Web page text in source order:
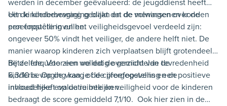
werden in december geëvalueerd: de jeugddienst heeft
een kinderbevraging gedaan en de volwassenen konden
een enquête invullen.
Uit de kinderbevraging blijkt dat de meningen over de
proefopstelling en het veiligheidsgevoel verdeeld zijn:
ongeveer 50% vindt het veiliger, de andere helft niet. De
manier waarop kinderen zich verplaatsen blijft grotendeels
hetzelfde. Voor een volledig overzicht van de
kinderbevraging kan je de cijfergegevens en de
inhoudelijke evaluatie bekijken.
Bij de enquête zien we dat de gemiddelde tevredenheid
6,3/10 is. Op de vraag of de proefopstelling een positieve
invloed heeft op de ruimte en veiligheid voor de kinderen
bedraagt de score gemiddeld 7,1/10. Ook hier zien in de